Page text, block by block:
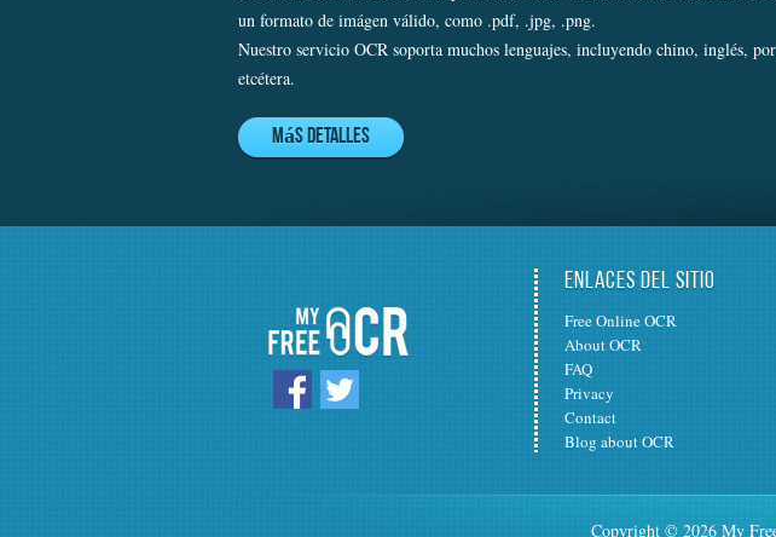
un formato de imágen válido, como .pdf, .jpg, .png.
Nuestro servicio OCR soporta muchos lenguajes, incluyendo chino, inglés,
etcétera.
Más detalles
ENLACES DEL SITIO
Free Online OCR
About OCR
FAQ
Privacy
Contact
Blog about OCR
Copyright © 2026 My